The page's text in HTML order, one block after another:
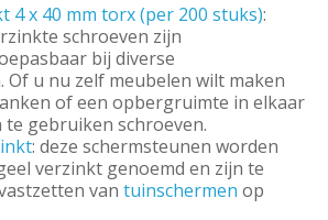
4 x 40 mm torx (per 200 stuks):
schroeven zijn
bij diverse
u nu zelf meubelen wilt maken
of een opbergruimte in elkaar
gebruiken schroeven.
: deze schermsteunen worden
verzinkt genoemd en zijn te
van tuinschermen op